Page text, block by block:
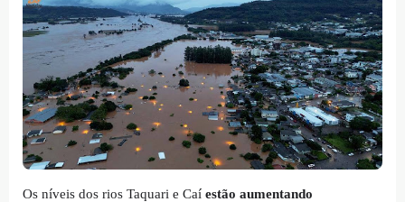
Os níveis dos rios Taquari e Caí estão aumentando